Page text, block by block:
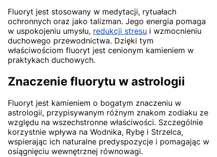
Fluoryt jest stosowany w medytacji, rytuałach
ochronnych oraz jako talizman. Jego energia pomaga
w uspokojeniu umysłu, redukcji stresu i wzmocnieniu
duchowego przewodnictwa. Dzięki tym
właściwościom fluoryt jest cenionym kamieniem w
praktykach duchowych.
Znaczenie fluorytu w astrologii
Fluoryt jest kamieniem o bogatym znaczeniu w
astrologii, przypisywanym różnym znakom zodiaku ze
względu na wszechstronne właściwości. Szczególnie
korzystnie wpływa na Wodnika, Rybę i Strzelca,
wspierając ich naturalne predyspozycje i pomagając w
osiągnięciu wewnętrznej równowagi.